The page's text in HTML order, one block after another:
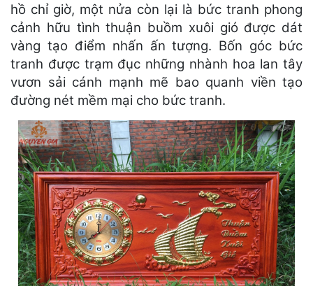
hồ chỉ giờ, một nửa còn lại là bức tranh phong
cảnh hữu tình thuận buồm xuôi gió được dát
vàng tạo điểm nhấn ấn tượng. Bốn góc bức
tranh được trạm đục những nhành hoa lan tây
vươn sải cánh mạnh mẽ bao quanh viền tạo
đường nét mềm mại cho bức tranh.